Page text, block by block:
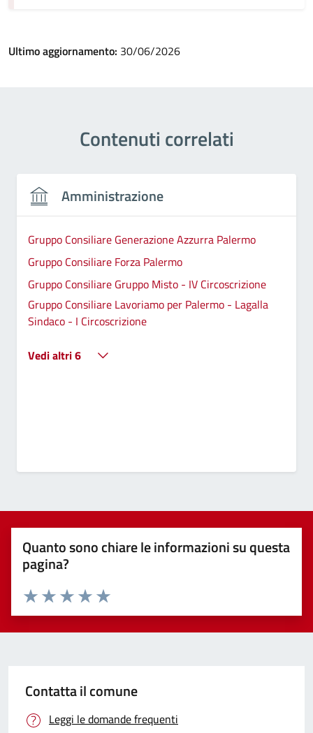
Ultimo aggiornamento: 30/06/2026
Contenuti correlati
Amministrazione
Gruppo Consiliare Generazione Azzurra Palermo
Gruppo Consiliare Forza Palermo
Gruppo Consiliare Gruppo Misto - IV Circoscrizione
Gruppo Consiliare Lavoriamo per Palermo - Lagalla
Sindaco - I Circoscrizione
Vedi altri 6
Quanto sono chiare le informazioni su questa
pagina?
Valuta 5 stelle su 5
Valuta 4 stelle su 5
Valuta 3 stelle su 5
Valuta 2 stelle su 5
Valuta 1 stelle su 5
Contatta il comune
Leggi le domande frequenti